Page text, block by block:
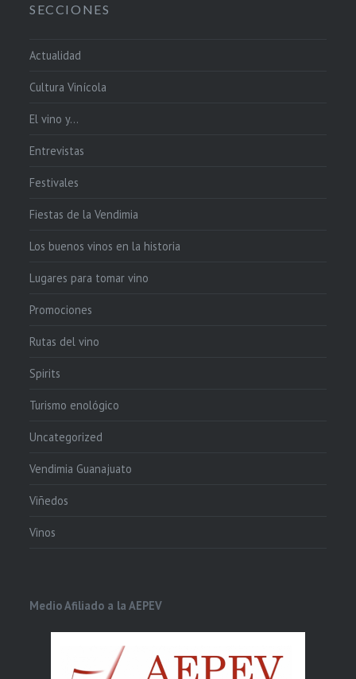
SECCIONES
Actualidad
Cultura Vinícola
El vino y…
Entrevistas
Festivales
Fiestas de la Vendimia
Los buenos vinos en la historia
Lugares para tomar vino
Promociones
Rutas del vino
Spirits
Turismo enológico
Uncategorized
Vendimia Guanajuato
Viñedos
Vinos
Medio Afiliado a la AEPEV